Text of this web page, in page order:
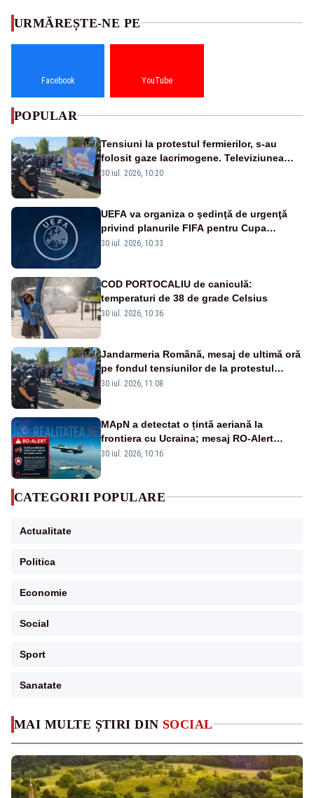
MAI MULTE ȘTIRI DIN SOCIAL
URMĂREȘTE-NE PE
Facebook YouTube
POPULAR
Tensiuni la protestul fermierilor, s-au
folosit gaze lacrimogene. Televiziunea
Poporului face apel la calm – LIVE TEXT
30 iul. 2026, 10:20
UEFA va organiza o şedinţă de urgenţă
privind planurile FIFA pentru Cupa
Mondială
30 iul. 2026, 10:33
COD PORTOCALIU de caniculă:
temperaturi de 38 de grade Celsius
30 iul. 2026, 10:36
Jandarmeria Română, mesaj de ultimă oră
pe fondul tensiunilor de la protestul
masiv al fermierilor - VIDEO
30 iul. 2026, 11:08
MApN a detectat o țintă aeriană la
frontiera cu Ucraina; mesaj RO-Alert
transmis în județul Tulcea
30 iul. 2026, 10:16
CATEGORII POPULARE
Actualitate
Politica
Economie
Social
Sport
Sanatate